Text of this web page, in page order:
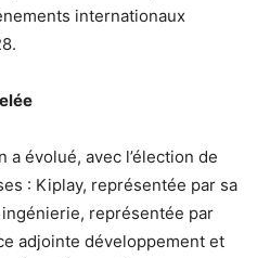
internationaux
a évolué, avec l’élection de
: Kiplay, représentée par sa
ingénierie, représentée par
adjointe développement et